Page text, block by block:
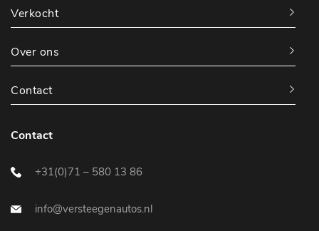
Verkocht
Over ons
Contact
Contact
+31(0)71 – 580 13 86
info@versteegenautos.nl